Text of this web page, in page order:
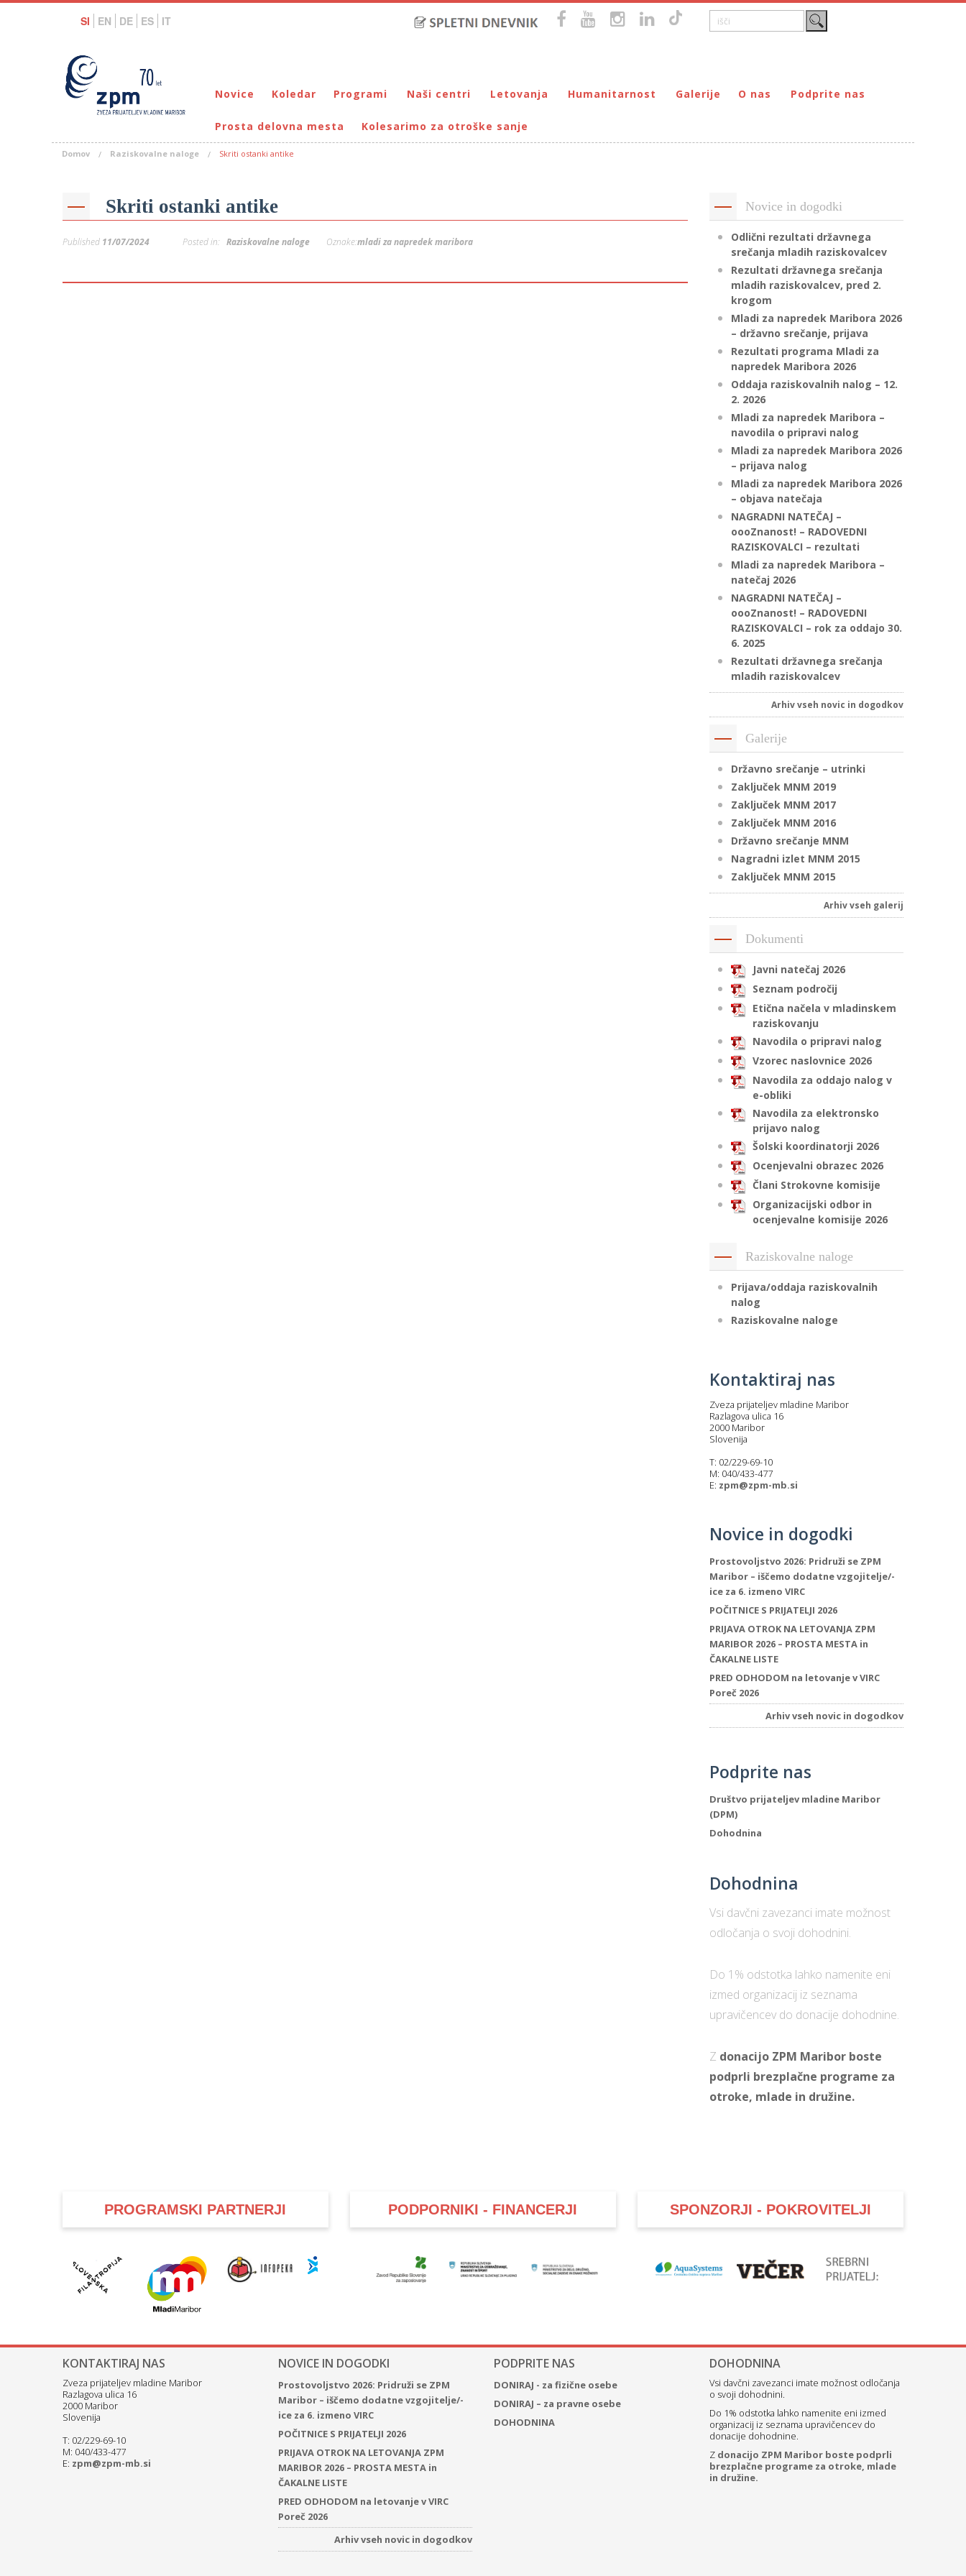
SI EN DE ES IT
Novice Koledar Programi
Bralna značka
Eko programi
Naši centri
DUM Maribor
VIRC Poreč
Letovanja
Letovanje – VIRC Poreč
Letovanje – DMZ na Pohorju
Humanitarnost
Dohodnina – Društvo prijateljev mladine Maribor
Galerije O nas
Poslanstvo
Partnerji
Transparentnost delovanja
Podprite nas
DONIRAJ – za pravne osebe
Prosta delovna mesta Kolesarimo za otroške sanje
Domov Raziskovalne naloge Skriti ostanki antike
Skriti ostanki antike
Published 11/07/2024 Posted in: Raziskovalne naloge Oznake:mladi za napredek maribora
Novice in dogodki
Odlični rezultati državnega
srečanja mladih raziskovalcev
Rezultati državnega srečanja
mladih raziskovalcev, pred 2.
krogom
Mladi za napredek Maribora 2026
– državno srečanje, prijava
Rezultati programa Mladi za
napredek Maribora 2026
Oddaja raziskovalnih nalog – 12.
2. 2026
Mladi za napredek Maribora –
navodila o pripravi nalog
Mladi za napredek Maribora 2026
– prijava nalog
Mladi za napredek Maribora 2026
– objava natečaja
NAGRADNI NATEČAJ –
oooZnanost! – RADOVEDNI
RAZISKOVALCI – rezultati
Mladi za napredek Maribora –
natečaj 2026
NAGRADNI NATEČAJ –
oooZnanost! – RADOVEDNI
RAZISKOVALCI – rok za oddajo 30.
6. 2025
Rezultati državnega srečanja
mladih raziskovalcev
Arhiv vseh novic in dogodkov
Galerije
Državno srečanje – utrinki
Zaključek MNM 2019
Zaključek MNM 2017
Zaključek MNM 2016
Državno srečanje MNM
Nagradni izlet MNM 2015
Zaključek MNM 2015
Arhiv vseh galerij
Dokumenti
Javni natečaj 2026
Seznam področij
Etična načela v mladinskem
raziskovanju
Navodila o pripravi nalog
Vzorec naslovnice 2026
Navodila za oddajo nalog v
e-obliki
Navodila za elektronsko
prijavo nalog
Šolski koordinatorji 2026
Ocenjevalni obrazec 2026
Člani Strokovne komisije
Organizacijski odbor in
ocenjevalne komisije 2026
Raziskovalne naloge
Prijava/oddaja raziskovalnih
nalog
Raziskovalne naloge
Kontaktiraj nas
Zveza prijateljev mladine Maribor
Razlagova ulica 16
2000 Maribor
Slovenija
T: 02/229-69-10
M: 040/433-477
E: zpm@zpm-mb.si
Novice in dogodki
Prostovoljstvo 2026: Pridruži se ZPM
Maribor – iščemo dodatne vzgojitelje/-
ice za 6. izmeno VIRC
POČITNICE S PRIJATELJI 2026
PRIJAVA OTROK NA LETOVANJA ZPM
MARIBOR 2026 – PROSTA MESTA in
ČAKALNE LISTE
PRED ODHODOM na letovanje v VIRC
Poreč 2026
Arhiv vseh novic in dogodkov
Podprite nas
Društvo prijateljev mladine Maribor
(DPM)
Dohodnina
Dohodnina
Vsi davčni zavezanci imate možnost
odločanja o svoji dohodnini.
Do 1% odstotka lahko namenite eni
izmed organizacij iz seznama
upravičencev do donacije dohodnine.
Z donacijo ZPM Maribor boste
podprli brezplačne programe za
otroke, mlade in družine.
PROGRAMSKI PARTNERJI PODPORNIKI - FINANCERJI SPONZORJI - POKROVITELJI
KONTAKTIRAJ NAS
Zveza prijateljev mladine Maribor
Razlagova ulica 16
2000 Maribor
Slovenija
T: 02/229-69-10
M: 040/433-477
E: zpm@zpm-mb.si
NOVICE IN DOGODKI
Prostovoljstvo 2026: Pridruži se ZPM
Maribor – iščemo dodatne vzgojitelje/-
ice za 6. izmeno VIRC
POČITNICE S PRIJATELJI 2026
PRIJAVA OTROK NA LETOVANJA ZPM
MARIBOR 2026 – PROSTA MESTA in
ČAKALNE LISTE
PRED ODHODOM na letovanje v VIRC
Poreč 2026
Arhiv vseh novic in dogodkov
PODPRITE NAS
DONIRAJ - za fizične osebe
DONIRAJ – za pravne osebe
DOHODNINA
DOHODNINA
Vsi davčni zavezanci imate možnost odločanja
o svoji dohodnini.
Do 1% odstotka lahko namenite eni izmed
organizacij iz seznama upravičencev do
donacije dohodnine.
Z donacijo ZPM Maribor boste podprli
brezplačne programe za otroke, mlade
in družine.